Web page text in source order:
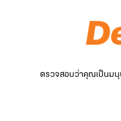
ตรวจสอบว่าคุณเป็นมนุ